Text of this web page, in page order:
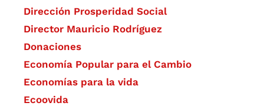
Dirección Prosperidad Social
Director Mauricio Rodríguez
Donaciones
Economía Popular para el Cambio
Economías para la vida
Ecoovida